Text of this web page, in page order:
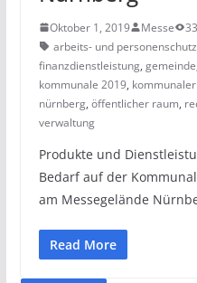
Oktober 1, 2019 Messe
arbeits- und personenschutz
finanzdienstleistung, gemeinde
kommunale 2019,
nürnberg, öffentlicher raum,
verwaltung
Produkte und
Bedarf auf der
am Messegelände
Read More